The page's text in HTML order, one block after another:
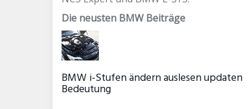
Die neusten BMW Beiträge
BMW i-Stufen ändern auslesen updaten
Bedeutung